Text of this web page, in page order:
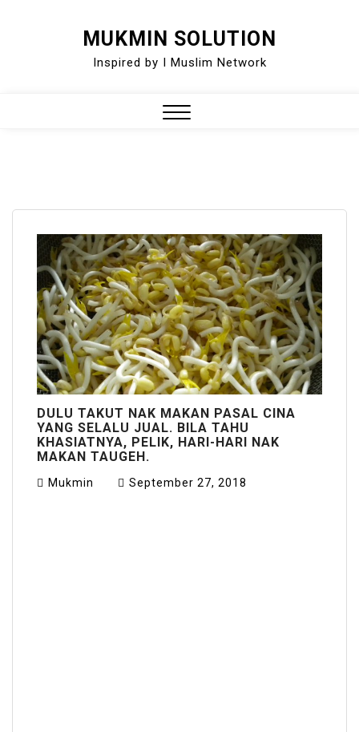
MUKMIN SOLUTION
Inspired by I Muslim Network
DULU TAKUT NAK MAKAN PASAL CINA
YANG SELALU JUAL. BILA TAHU
KHASIATNYA, PELIK, HARI-HARI NAK
MAKAN TAUGEH.
Mukmin September 27, 2018